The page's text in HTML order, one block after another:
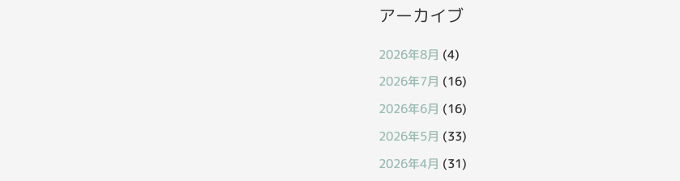
アーカイブ
2026年8月 (4)
2026年7月 (16)
2026年6月 (16)
2026年5月 (33)
2026年4月 (31)